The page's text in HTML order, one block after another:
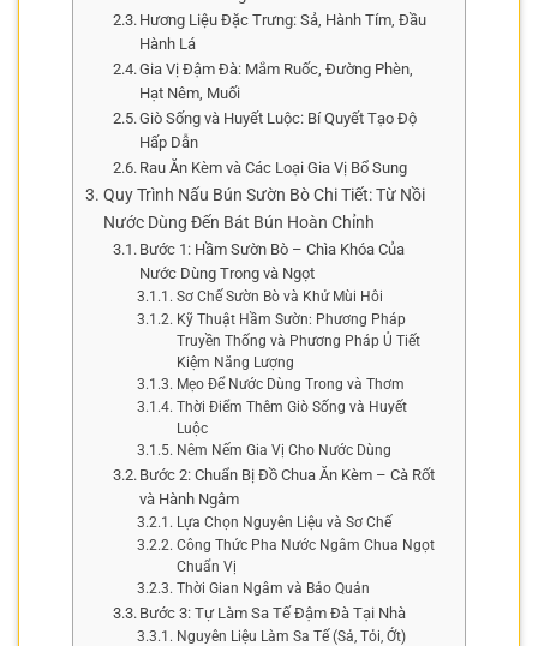
Hương Liệu Đặc Trưng: Sả, Hành Tím, Đầu
Hành Lá
Gia Vị Đậm Đà: Mắm Ruốc, Đường Phèn,
Hạt Nêm, Muối
Giò Sống và Huyết Luộc: Bí Quyết Tạo Độ
Hấp Dẫn
Rau Ăn Kèm và Các Loại Gia Vị Bổ Sung
Quy Trình Nấu Bún Sườn Bò Chi Tiết: Từ Nồi
Nước Dùng Đến Bát Bún Hoàn Chỉnh
Bước 1: Hầm Sườn Bò – Chìa Khóa Của
Nước Dùng Trong và Ngọt
Sơ Chế Sườn Bò và Khử Mùi Hôi
Kỹ Thuật Hầm Sườn: Phương Pháp
Truyền Thống và Phương Pháp Ủ Tiết
Kiệm Năng Lượng
Mẹo Để Nước Dùng Trong và Thơm
Thời Điểm Thêm Giò Sống và Huyết
Luộc
Nêm Nếm Gia Vị Cho Nước Dùng
Bước 2: Chuẩn Bị Đồ Chua Ăn Kèm – Cà Rốt
và Hành Ngâm
Lựa Chọn Nguyên Liệu và Sơ Chế
Công Thức Pha Nước Ngâm Chua Ngọt
Chuẩn Vị
Thời Gian Ngâm và Bảo Quản
Bước 3: Tự Làm Sa Tế Đậm Đà Tại Nhà
Nguyên Liệu Làm Sa Tế (Sả, Tỏi, Ớt)